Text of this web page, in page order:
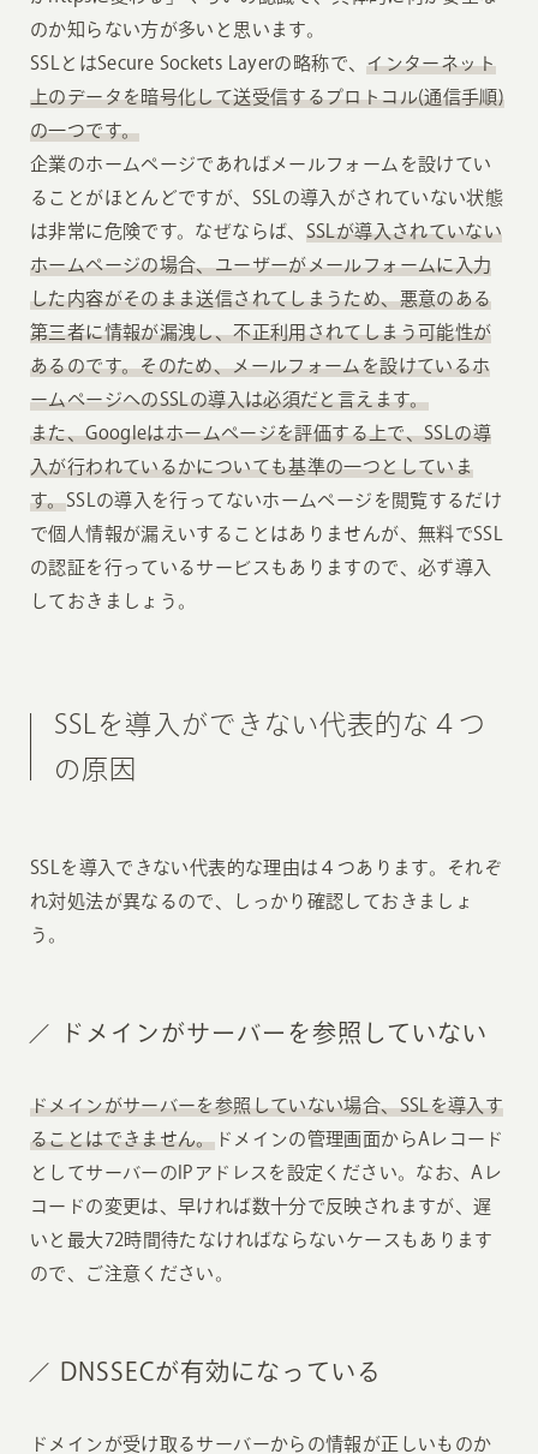
のか知らない方が多いと思います。
SSLとはSecure Sockets Layerの略称で、インターネット
上のデータを暗号化して送受信するプロトコル(通信手順)
の一つです。
企業のホームページであればメールフォームを設けてい
ることがほとんどですが、SSLの導入がされていない状態
は非常に危険です。なぜならば、 SSLが導入されていない
ホームページの場合、ユーザーがメールフォームに入力
した内容がそのまま送信されてしまうため、悪意のある
第三者に情報が漏洩し、不正利用されてしまう可能性が
あるのです。そのため、メールフォームを設けているホ
ームページへのSSLの導入は必須だと言えます。
また、Googleはホームページを評価する上で、SSLの導
入が行われているかについても基準の一つとしていま
す。SSLの導入を行ってないホームページを閲覧するだけ
で個人情報が漏えいすることはありませんが、無料でSSL
の認証を行っているサービスもありますので、必ず導入
しておきましょう。
SSLを導入ができない代表的な４つ
の原因
SSLを導入できない代表的な理由は４つあります。それぞ
れ対処法が異なるので、しっかり確認しておきましょ
う。
ドメインがサーバーを参照していない
ドメインがサーバーを参照していない場合、SSLを導入す
ることはできません。ドメインの管理画面からAレコード
としてサーバーのIPアドレスを設定ください。なお、Aレ
コードの変更は、早ければ数十分で反映されますが、遅
いと最大72時間待たなければならないケースもあります
ので、ご注意ください。
DNSSECが有効になっている
ドメインが受け取るサーバーからの情報が正しいものか